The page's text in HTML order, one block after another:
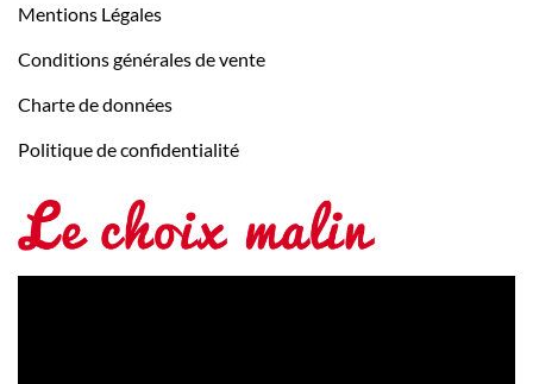
Mentions Légales
Conditions générales de vente
Charte de données
Politique de confidentialité